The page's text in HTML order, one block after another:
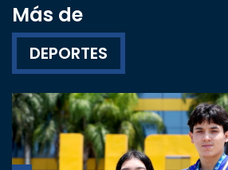
Más de
DEPORTES